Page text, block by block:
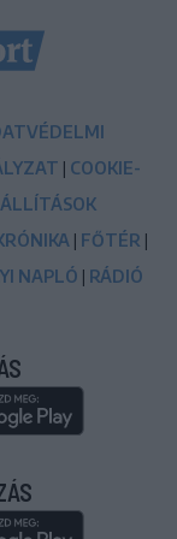
| COOKIE-
| FŐTÉR |
NAPLÓ | RÁDIÓ